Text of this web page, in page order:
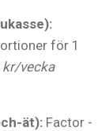
för 1
kr/vecka
ät): Factor -